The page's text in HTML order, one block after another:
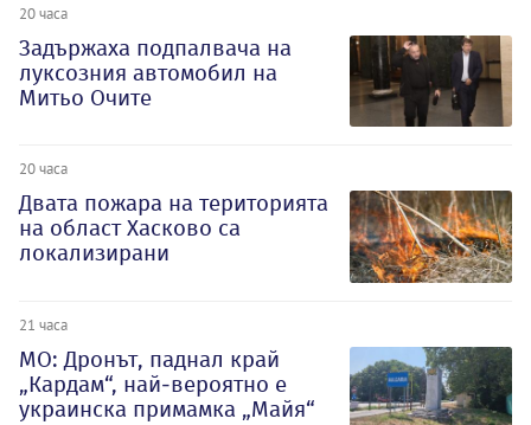
20 часа
Задържаха подпалвача на
луксозния автомобил на
Митьо Очите
20 часа
Двата пожара на територията
на област Хасково са
локализирани
21 часа
МО: Дронът, паднал край
„Кардам“, най-вероятно е
украинска примамка „Майя“